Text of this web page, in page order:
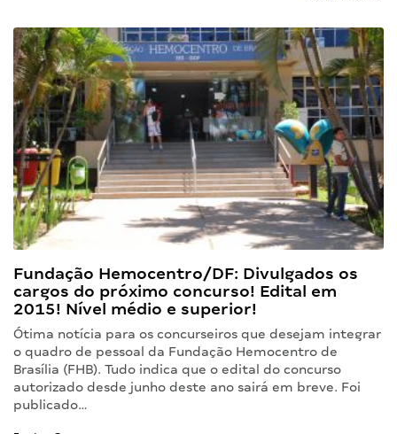
Fundação Hemocentro/DF: Divulgados os
cargos do próximo concurso! Edital em
2015! Nível médio e superior!
Ótima notícia para os concurseiros que desejam integrar
o quadro de pessoal da Fundação Hemocentro de
Brasília (FHB). Tudo indica que o edital do concurso
autorizado desde junho deste ano sairá em breve. Foi
publicado…